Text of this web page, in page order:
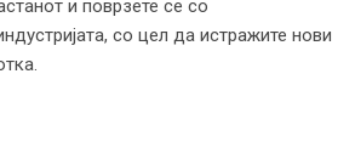
и поврзете се со
со цел да истражите нови